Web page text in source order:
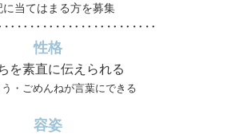
に当てはまる方を募集
性格
を素直に伝えられる
・ごめんねが言葉にできる
容姿